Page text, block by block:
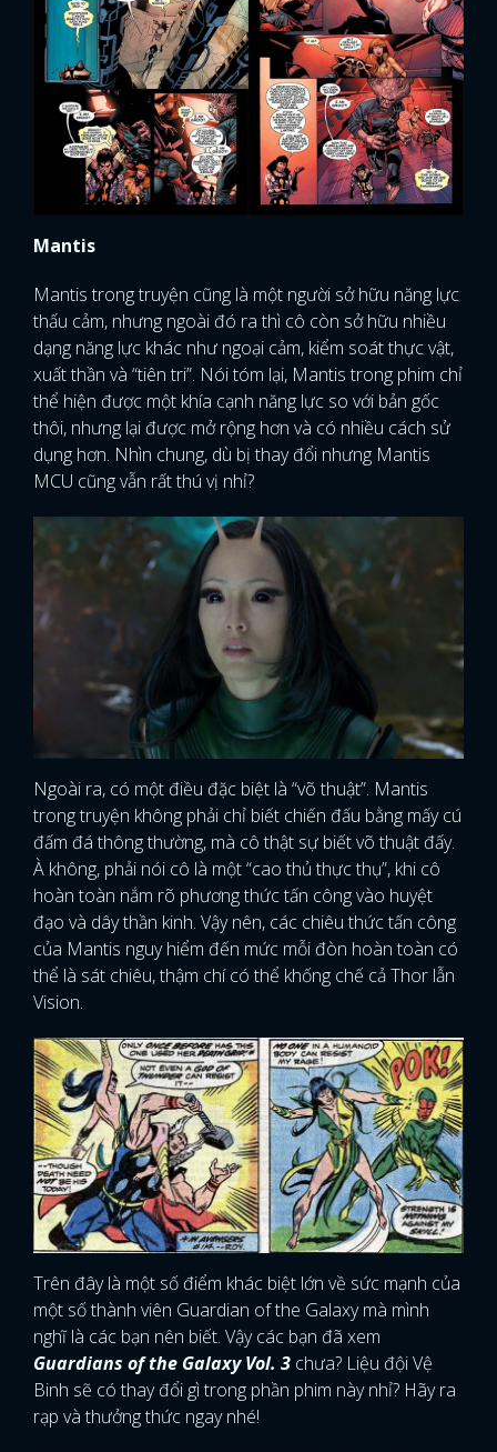
Mantis
Mantis trong truyện cũng là một người sở hữu năng lực
thấu cảm, nhưng ngoài đó ra thì cô còn sở hữu nhiều
dạng năng lực khác như ngoại cảm, kiểm soát thực vật,
xuất thần và “tiên tri”. Nói tóm lại, Mantis trong phim chỉ
thể hiện được một khía cạnh năng lực so với bản gốc
thôi, nhưng lại được mở rộng hơn và có nhiều cách sử
dụng hơn. Nhìn chung, dù bị thay đổi nhưng Mantis
MCU cũng vẫn rất thú vị nhỉ?
Ngoài ra, có một điều đặc biệt là “võ thuật”. Mantis
trong truyện không phải chỉ biết chiến đấu bằng mấy cú
đấm đá thông thường, mà cô thật sự biết võ thuật đấy.
À không, phải nói cô là một “cao thủ thực thụ”, khi cô
hoàn toàn nắm rõ phương thức tấn công vào huyệt
đạo và dây thần kinh. Vậy nên, các chiêu thức tấn công
của Mantis nguy hiểm đến mức mỗi đòn hoàn toàn có
thể là sát chiêu, thậm chí có thể khống chế cả Thor lẫn
Vision.
Trên đây là một số điểm khác biệt lớn về sức mạnh của
một số thành viên Guardian of the Galaxy mà mình
nghĩ là các bạn nên biết. Vậy các bạn đã xem
Guardians of the Galaxy Vol. 3 chưa? Liệu đội Vệ
Binh sẽ có thay đổi gì trong phần phim này nhỉ? Hãy ra
rạp và thưởng thức ngay nhé!